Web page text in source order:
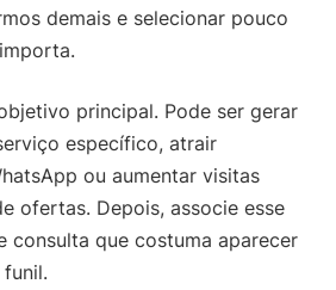
demais e selecionar pouco
principal. Pode ser gerar
específico, atrair
ou aumentar visitas
ofertas. Depois, associe esse
consulta que costuma aparecer